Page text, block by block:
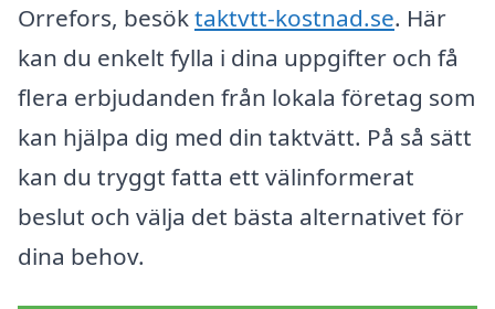
Orrefors, besöktaktvtt-kostnad.se. Här
kan du enkelt fylla i dina uppgifter och få
flera erbjudanden från lokala företag som
kan hjälpa dig med din taktvätt. På så sätt
kan du tryggt fatta ett välinformerat
beslut och välja det bästa alternativet för
dina behov.